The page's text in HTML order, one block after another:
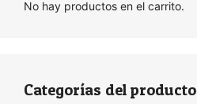
No hay productos en el carrito.
Categorías del producto